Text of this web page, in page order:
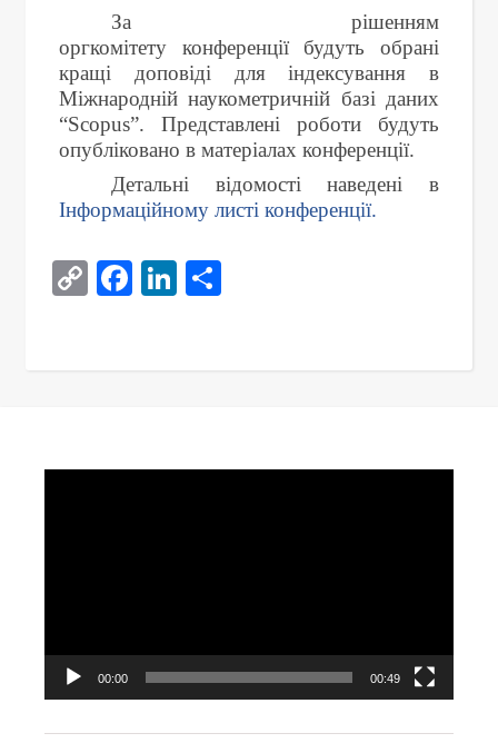
За рішенням
оргкомітету конференції будуть обрані
кращі доповіді для індексування в
Міжнародній наукометричній базі даних
“Scopus”. Представлені роботи будуть
опубліковано в матеріалах конференції.
Детальні відомості наведені в
Інформаційному листі конференції.
CopyFacebook
LinkedIn
00:00 00:49